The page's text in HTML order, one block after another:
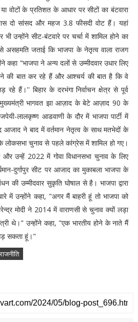
वोटों के प्रतिशत के आधार पर सीटों का बंटवारा
दो सांसद और महज 3.8 फीसदी वोट हैं। यहां
उन्होंने सीट-बंटवारे पर चर्चा में शामिल होने का
असहमति जताई कि भाजपा के नेतृत्व वाला राजग
कहा “भाजपा ने अन्य दलों से उम्मीदवार उधार लिए
बात कर रहे हैं और आश्चर्य की बात है कि वे
रहे हैं।'' बिहार के दरभंगा निर्वाचन क्षेत्र से पूर्व
मुख्यमंत्री भागवत झा आज़ाद के बेटे आज़ाद 90 के
लालकृष्ण आडवाणी के दौर में भाजपा पार्टी में
आजाद ने बाद में वर्तमान नेतृत्व के साथ मतभेदों के
लोकसभा चुनाव से पहले कांग्रेस में शामिल हो गए।
उन्हें 2022 में गोवा विधानसभा चुनाव के लिए
दुर्गापुर सीट पर आजाद का मुकाबला भाजपा के
की उम्मीदवार सुकृति घोषाल से है। भाजपा द्वारा
में उन्होंने कहा, "अगर मैं बाहरी हूं तो भाजपा को
मोदी ने 2014 में वाराणसी से चुनाव क्यों लड़ा
थे।" उन्होंने कहा, "एक भारतीय होने के नाते मैं
सकता हूं।"